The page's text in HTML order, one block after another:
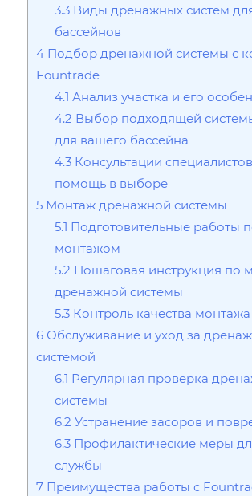
3.3 Виды дренажных систем
бассейнов
4 Подбор дренажной системы с
Fountrade
4.1 Анализ участка и его
4.2 Выбор подходящей
для вашего бассейна
4.3 Консультации
помощь в выборе
5 Монтаж дренажной системы
5.1 Подготовительные работы
монтажом
5.2 Пошаговая инструкция по
дренажной системы
5.3 Контроль качества монтажа
6 Обслуживание и уход за
системой
6.1 Регулярная проверка
системы
6.2 Устранение засоров и
6.3 Профилактические меры
службы
7 Преимущества работы с